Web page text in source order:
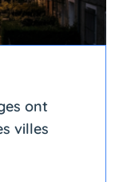
ont
villes